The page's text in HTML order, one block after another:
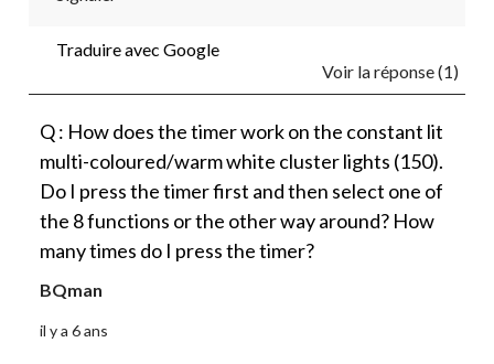
Traduire avec Google
Voir la réponse (1)
Q : How does the timer work on the constant lit
multi-coloured/warm white cluster lights (150).
Do I press the timer first and then select one of
the 8 functions or the other way around? How
many times do I press the timer?
BQman
il y a 6 ans